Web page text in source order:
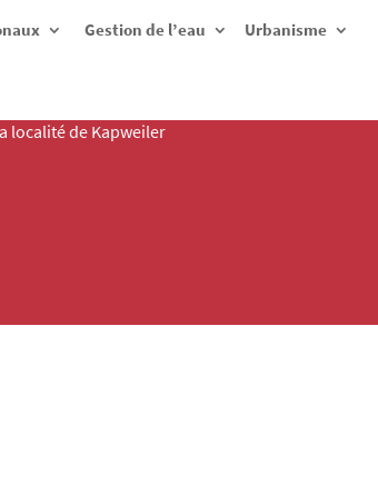
Gestion de l’eau Urbanisme
localité de Kapweiler